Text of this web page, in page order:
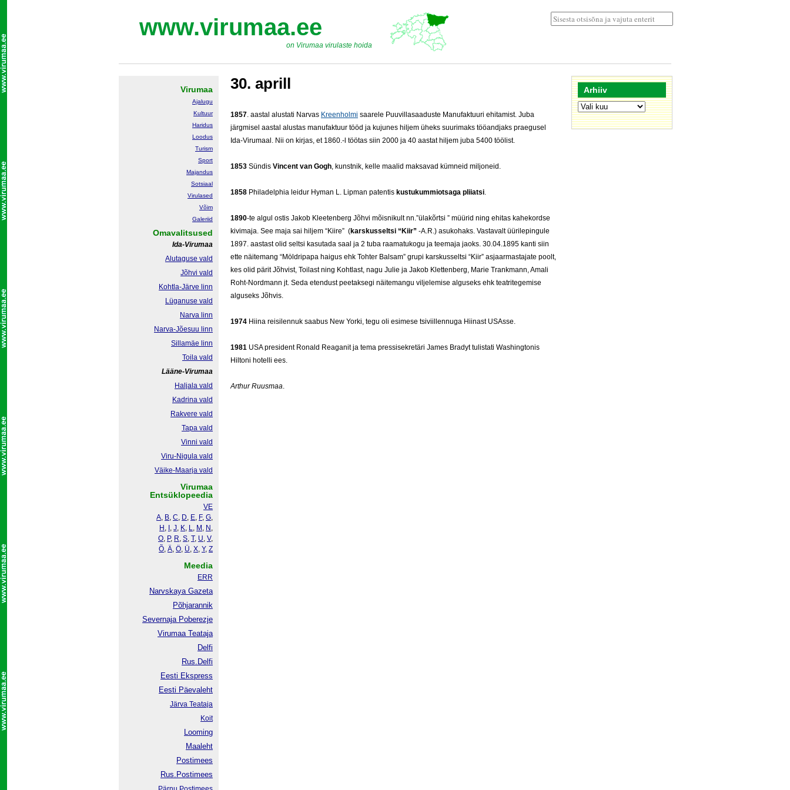
www.virumaa.ee
on Virumaa virulaste hoida
30. aprill
1857. aastal alustati Narvas Kreenholmi saarele Puuvillasaaduste Manufaktuuri ehitamist. Juba
järgmisel aastal alustas manufaktuur tööd ja kujunes hiljem üheks suurimaks tööandjaks praegusel
Ida-Virumaal. Nii on kirjas, et 1860.-l töötas siin 2000 ja 40 aastat hiljem juba 5400 töölist.
1853 Sündis Vincent van Gogh, kunstnik, kelle maalid maksavad kümneid miljoneid.
1858 Philadelphia leidur Hyman L. Lipman patentis kustukummiotsaga pliiatsi.
1890-te algul ostis Jakob Kleetenberg Jõhvi mõisnikult nn.”ülakõrtsi ” müürid ning ehitas kahekordse
kivimaja. See maja sai hiljem “Kiire” (karskusseltsi “Kiir” -A.R.) asukohaks. Vastavalt üürilepingule
1897. aastast olid seltsi kasutada saal ja 2 tuba raamatukogu ja teemaja jaoks. 30.04.1895 kanti siin
ette näitemang “Möldripapa haigus ehk Tohter Balsam” grupi karskusseltsi “Kiir” asjaarmastajate poolt,
kes olid pärit Jõhvist, Toilast ning Kohtlast, nagu Julie ja Jakob Klettenberg, Marie Trankmann, Amali
Roht-Nordmann jt. Seda etendust peetaksegi näitemangu viljelemise alguseks ehk teatritegemise
alguseks Jõhvis.
1974 Hiina reisilennuk saabus New Yorki, tegu oli esimese tsiviillennuga Hiinast USAsse.
1981 USA president Ronald Reaganit ja tema pressisekretäri James Bradyt tulistati Washingtonis
Hiltoni hotelli ees.
Arthur Ruusmaa.
Virumaa
Ajalugu
Kultuur
Haridus
Loodus
Turism
Sport
Majandus
Sotsiaal
Virulased
Võim
Galeriid
Omavalitsused
Ida-Virumaa
Alutaguse vald
Jõhvi vald
Kohtla-Järve linn
Lüganuse vald
Narva linn
Narva-Jõesuu linn
Sillamäe linn
Toila vald
Lääne-Virumaa
Haljala vald
Kadrina vald
Rakvere vald
Tapa vald
Vinni vald
Viru-Nigula vald
Väike-Maarja vald
Virumaa
Entsüklopeedia
VE
A, B, C, D, E, F, G,
H , , J, K, L, M , N ,
O, P, R, S, T, U, V,
Õ, Ä, Ö, Ü, X, Y, Z
Meedia
ERR
Narvskaya Gazeta
Põhjarannik
Severnaja Poberezje
Virumaa Teataja
Delfi
Rus.Delfi
Eesti Ekspress
Eesti Päevaleht
Järva Teataja
Koit
Looming
Maaleht
Postimees
Rus.Postimees
Arhiiv
Arhiiv